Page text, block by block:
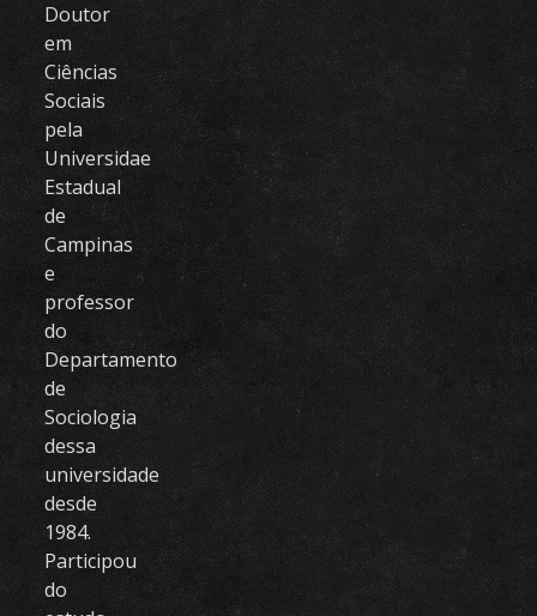
Doutor
em
Ciências
Sociais
pela
Universidae
Estadual
de
Campinas
e
professor
do
Departamento
de
Sociologia
dessa
universidade
desde
1984.
Participou
do